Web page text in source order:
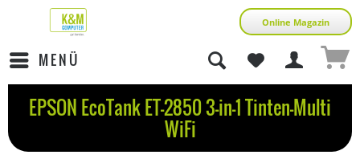
Online Magazin
MENÜ
EPSON EcoTank ET-2850 3-in-1 Tinten-Multi
WiFi